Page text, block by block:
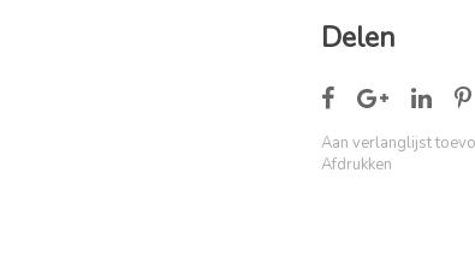
Delen
Aan verlanglijst
Afdrukken